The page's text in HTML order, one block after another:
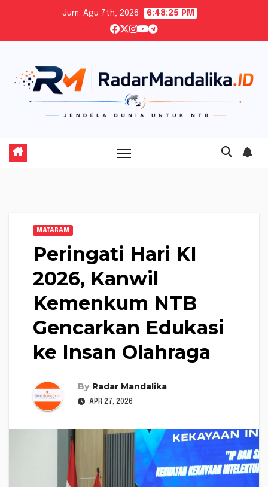
content
Jum. Agu 7th, 2026 6:48:26 PM
MATARAM
Peringati Hari KI
2026, Kanwil
Kemenkum NTB
Gencarkan Edukasi
ke Insan Olahraga
By Radar Mandalika
APR 27, 2026